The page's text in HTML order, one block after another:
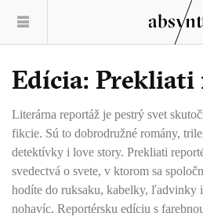
Edícia:
Literárna reportáž je pestrý svet
fikcie. Sú to dobrodružné romány,
detektívky i love story. Prekliati
svedectvá o svete, v ktorom sa
hodíte do ruksaku, kabelky, ľadvinky
nohavíc. Reportérsku edíciu s